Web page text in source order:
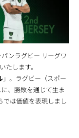
ンラグビー リーグワ
たします。
」。ラグビー（スポー
、勝敗を通じて生ま
では価値を表現しまし